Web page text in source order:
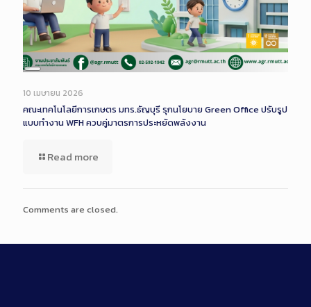
Long
Description
10 เมษายน 2026
คณะเทคโนโลยีการเกษตร มทร.ธัญบุรี รุกนโยบาย Green Office ปรับรูป
แบบทำงาน WFH ควบคู่มาตรการประหยัดพลังงาน
Read more
Comments are closed.